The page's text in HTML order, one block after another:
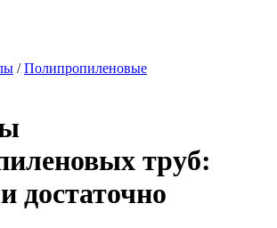
/Полипропиленовые
труб:
достаточно